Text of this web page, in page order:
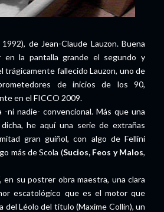
de Jean-Claude Lauzon. Buena
en la pantalla grande el segundo y
trágicamente fallecido Lauzon, uno de
de inicios de los 90,
en el FICCO 2009.
-ni nadie- convencional. Más que una
he aquí una serie de extrañas
gran guiñol, con algo de Fellini
más de Scola (Sucios, Feos y Malos,
en su postrer obra maestra, una clara
escatológico que es el motor que
del Léolo del título (Maxime Collin), un